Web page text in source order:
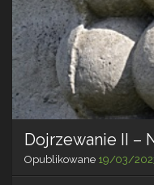
Dojrzewanie II –
Opublikowane 19/03/